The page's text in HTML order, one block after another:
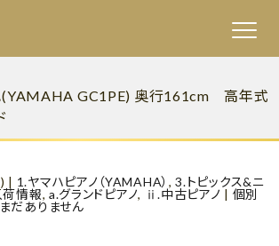
(YAMAHA GC1PE) 奥行161cm 高年式
) | 1.ヤマハピアノ（YAMAHA） ,3.トピックス&ニ
荷情報, a.グランドピアノ, ⅱ.中古ピアノ | 個別
だありません